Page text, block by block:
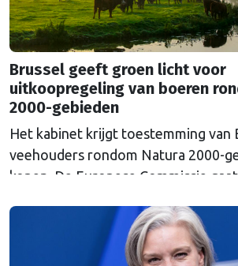
Brussel geeft groen licht voor
uitkoopregeling van boeren
2000-gebieden
Het kabinet krijgt toestemming van
veehouders rondom Natura 2000-
kopen. De Europese Commissie